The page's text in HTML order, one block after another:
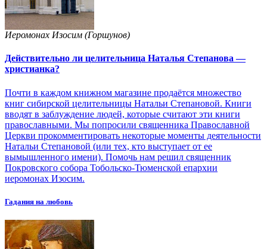
Иеромонах Изосим (Горшунов)
Действительно ли целительница Наталья Степанова —
христианка?
Почти в каждом книжном магазине продаётся множество
книг сибирской целительницы Натальи Степановой. Книги
вводят в заблуждение людей, которые считают эти книги
православными. Мы попросили священника Православной
Церкви прокомментировать некоторые моменты деятельности
Натальи Степановой (или тех, кто выступает от ее
вымышленного имени). Помочь нам решил священник
Покровского собора Тобольско-Тюменской епархии
иеромонах Изосим.
Гадания на любовь